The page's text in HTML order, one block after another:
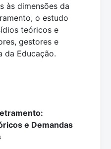
às dimensões da
o estudo
teóricos e
gestores e
da Educação.
e Demandas